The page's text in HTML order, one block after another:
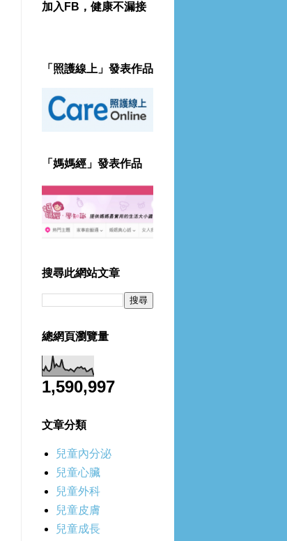
加入FB，健康不漏接
「照護線上」發表作品
「媽媽經」發表作品
搜尋此網站文章
總網頁瀏覽量
1,590,997
文章分類
兒童內分泌
兒童心臟
兒童外科
兒童皮膚
兒童成長